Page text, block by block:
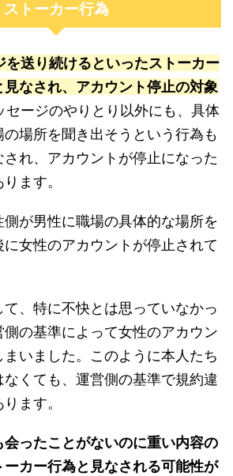
ストーカー行為
を送り続けるといったストーカー
なされ、アカウント停止の対象
セージのやりとり以外にも、具体
場所を聞き出そうという行為も
れ、アカウントが停止になった
ます。
が男性に職場の具体的な場所を
女性のアカウントが停止されて
、特に不快とは思っていなかっ
の基準によって女性のアカウン
まいました。このように本人たち
くても、運営側の基準で規約違
ます。
会ったことがないのに重い内容の
カー行為と見なされる可能性が